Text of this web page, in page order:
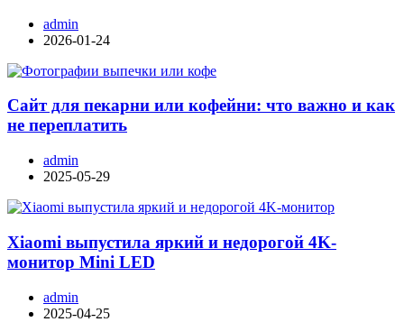
admin
2026-01-24
Сайт для пекарни или кофейни: что важно и как
не переплатить
admin
2025-05-29
Xiaomi выпустила яркий и недорогой 4K-
монитор Mini LED
admin
2025-04-25